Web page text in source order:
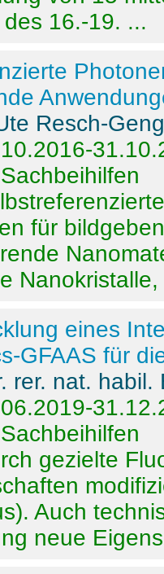
16.-19. ...
Resch-
für
eines
GFAAS für
rer. nat.
gezielte
Auch
neue